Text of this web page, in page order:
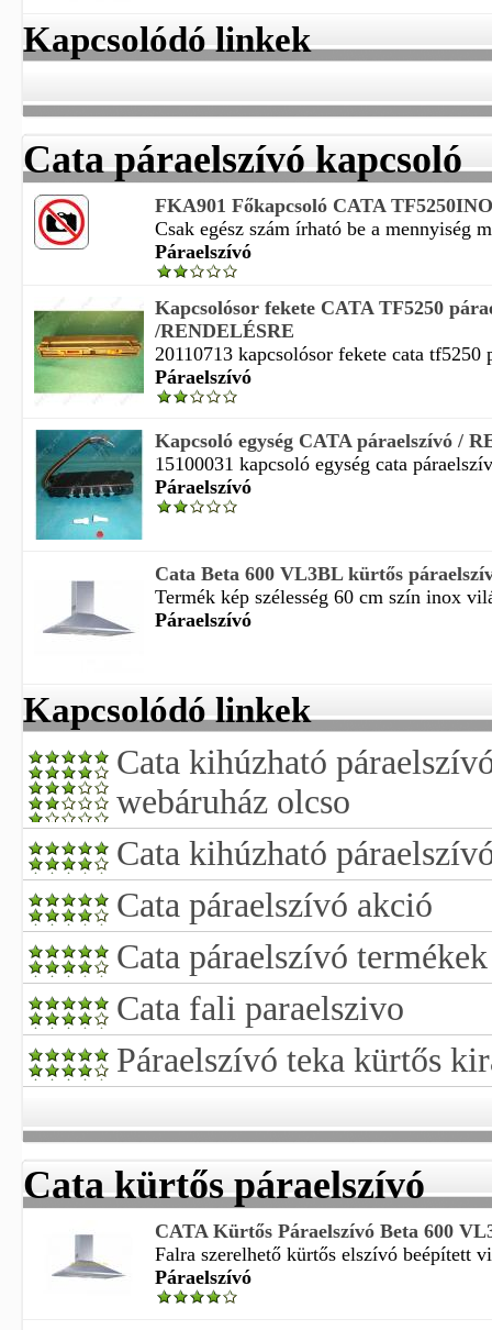
Kapcsolódó linkek
Cata páraelszívó kapcsoló
FKA901 Főkapcsoló CATA
Csak egész szám írható be a mennyiség
Páraelszívó
Kapcsolósor fekete CATA TF5250
/RENDELÉSRE
20110713 kapcsolósor fekete cata tf5250
Páraelszívó
Kapcsoló egység CATA páraelszívó /
15100031 kapcsoló egység cata
Páraelszívó
Cata Beta 600 VL3BL kürtős
Termék kép szélesség 60 cm szín inox
Páraelszívó
Kapcsolódó linkek
Cata kihúzható
webáruház olcso
Cata kihúzható
Cata páraelszívó akció
Cata páraelszívó
Cata fali paraelszivo
Páraelszívó teka kürtős
Cata kürtős páraelszívó
CATA Kürtős Páraelszívó Beta 600
Falra szerelhető kürtős elszívó beépített
Páraelszívó